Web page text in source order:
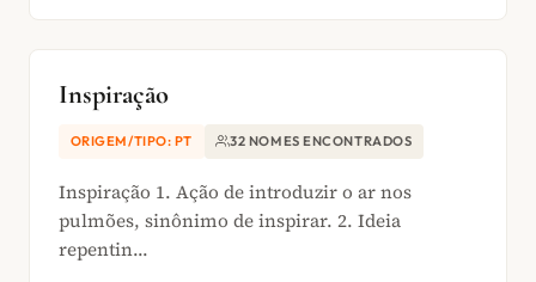
Inspiração
ORIGEM/TIPO: PT 32 NOMES ENCONTRADOS
Inspiração 1. Ação de introduzir o ar nos
pulmões, sinônimo de inspirar. 2. Ideia
repentin...